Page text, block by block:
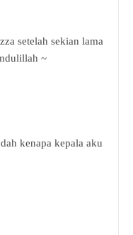
setelah sekian lama
~
kenapa kepala aku